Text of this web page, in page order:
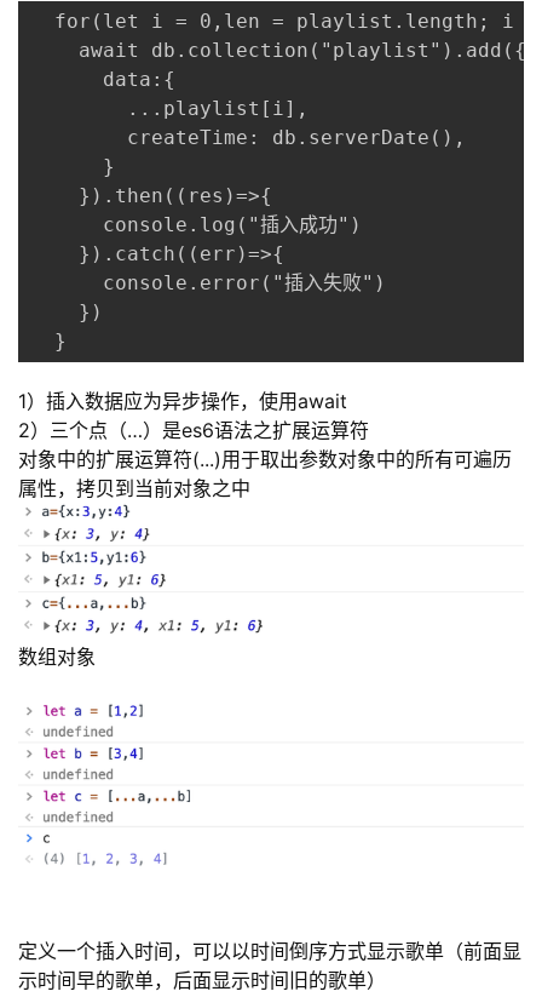
for(let i = 0,len = playlist.length; i
    await db.collection("playlist").add({
      data:{
        ...playlist[i],
        createTime: db.serverDate(),
      }
    }).then((res)=>{
      console.log("插入成功")
    }).catch((err)=>{
      console.error("插入失败")
    })
  }
1）插入数据应为异步操作，使用await
2）三个点（…）是es6语法之扩展运算符
对象中的扩展运算符(...)用于取出参数对象中的所有可遍历
属性，拷贝到当前对象之中
数组对象
定义一个插入时间，可以以时间倒序方式显示歌单（前面显
示时间早的歌单，后面显示时间旧的歌单）